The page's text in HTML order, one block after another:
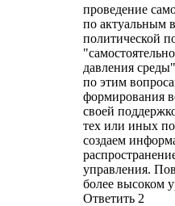
проведение
по актуальным
политической
давления
по этим
формирования
своей
тех или иных
создаем
управления.
более высоком
Ответить 2